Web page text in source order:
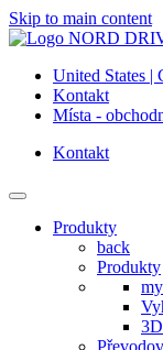
Skip to main content
United States |
Kontakt
Místa -
Kontakt
Produkty
back
Produkty